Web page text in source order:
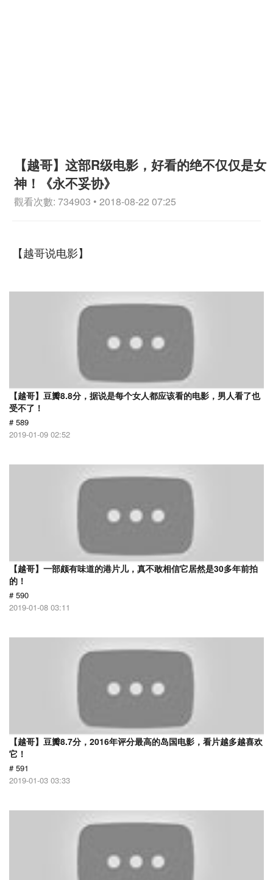
【越哥】这部R级电影，好看的绝不仅仅是女
神！《永不妥协》
觀看次數: 734903 • 2018-08-22 07:25
【越哥说电影】
【越哥】豆瓣8.8分，据说是每个女人都应该看的电影，男人看了也
受不了！
# 589
2019-01-09 02:52
【越哥】一部颇有味道的港片儿，真不敢相信它居然是30多年前拍
的！
# 590
2019-01-08 03:11
【越哥】豆瓣8.7分，2016年评分最高的岛国电影，看片越多越喜欢
它！
# 591
2019-01-03 03:33